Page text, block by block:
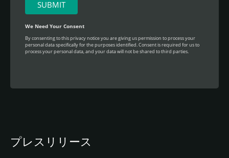
プレスリリース